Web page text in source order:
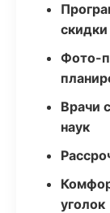
скидки
Фото-
Врачи
наук
уголок